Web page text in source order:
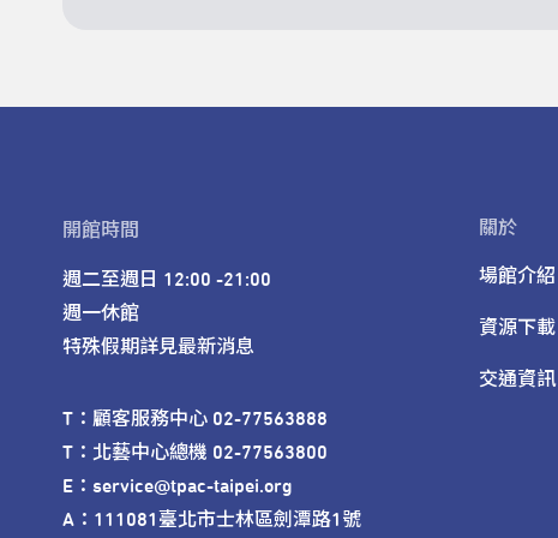
開館時間
週二至週日 12:00 -21:00
週一休館
特殊假期詳見最新消息
T：顧客服務中心 02-77563888
T：北藝中心總機 02-77563800
E：service@tpac-taipei.org
A：111081臺北市士林區劍潭路1號
關於
場館介紹
資源下載
交通資訊